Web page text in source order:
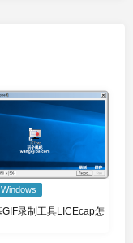
Windows
录制工具LICEcap怎